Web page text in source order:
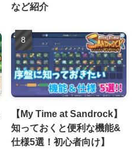
など紹介
【My Time at Sandrock】
知っておくと便利な機能&
仕様5選！初心者向け】